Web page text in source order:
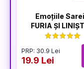
Emoțiile Sarei -
FURIA ȘI
PRP: 30.9 Lei
19.9 Lei